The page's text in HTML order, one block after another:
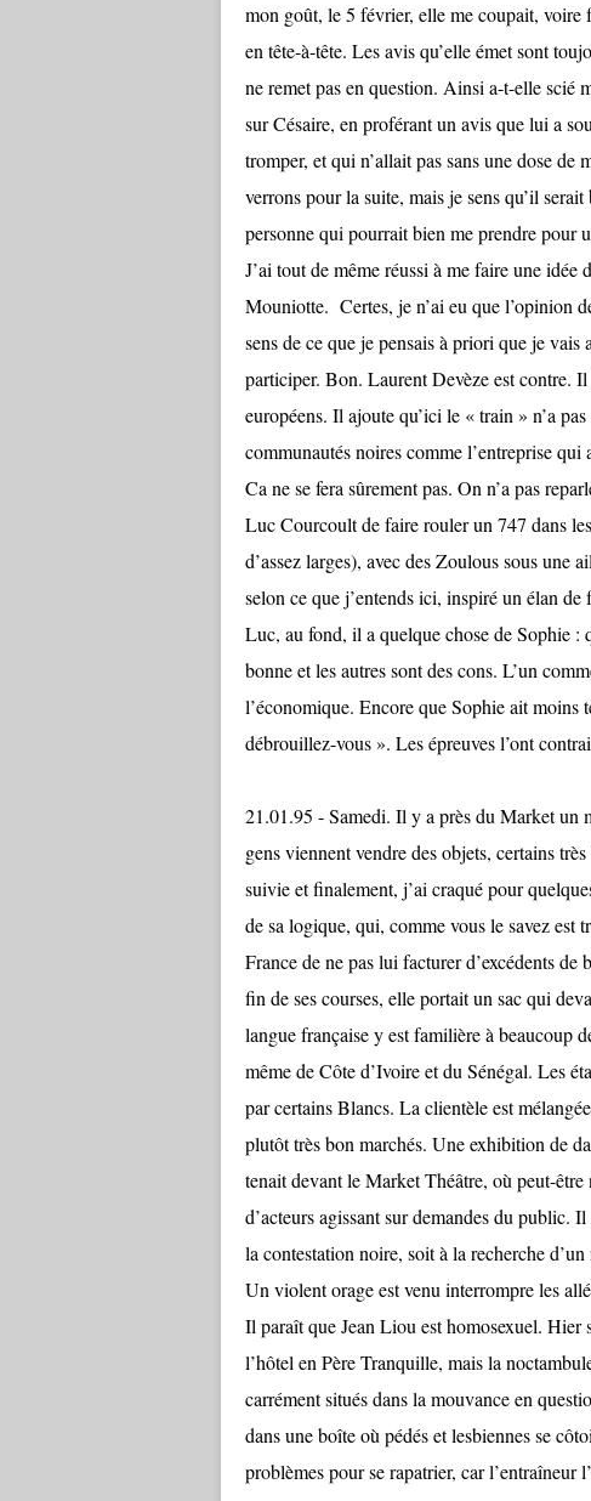
mon goût, le 5 février, elle me coupait, voire
en tête-à-tête. Les avis qu’elle émet sont
ne remet pas en question. Ainsi a-t-elle scié
sur Césaire, en proférant un avis que lui a
tromper, et qui n’allait pas sans une dose
verrons pour la suite, mais je sens qu’il
personne qui pourrait bien me prendre pour
J’ai tout de même réussi à me faire une
Mouniotte. Certes, je n’ai eu que l’opinion
sens de ce que je pensais à priori que je vais
participer. Bon. Laurent Devèze est contre.
européens. Il ajoute qu’ici le « train » n’a
communautés noires comme l’entreprise
Ca ne se fera sûrement pas. On n’a pas
Luc Courcoult de faire rouler un 747 dans
d’assez larges), avec des Zoulous sous une
selon ce que j’entends ici, inspiré un élan
Luc, au fond, il a quelque chose de Sophie :
bonne et les autres sont des cons. L’un
l’économique. Encore que Sophie ait moins
débrouillez-vous ». Les épreuves l’ont
21.01.95 - Samedi. Il y a près du Market un
gens viennent vendre des objets, certains
suivie et finalement, j’ai craqué pour
de sa logique, qui, comme vous le savez est
France de ne pas lui facturer d’excédents
fin de ses courses, elle portait un sac qui
langue française y est familière à beaucoup
même de Côte d’Ivoire et du Sénégal. Les
par certains Blancs. La clientèle est
plutôt très bon marchés. Une exhibition de
tenait devant le Market Théâtre, où peut-
d’acteurs agissant sur demandes du public.
la contestation noire, soit à la recherche
Un violent orage est venu interrompre les
Il paraît que Jean Liou est homosexuel. Hier
l’hôtel en Père Tranquille, mais la
carrément situés dans la mouvance en
dans une boîte où pédés et lesbiennes se
problèmes pour se rapatrier, car l’entraîneur